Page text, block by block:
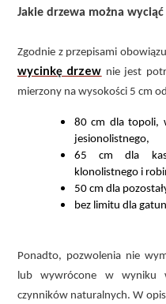
Jakie drzewa można
Zgodnie z przepisami
wycinkę drzew nie jest
mierzony na wysokości 5 cm
80 cm dla topoli,
jesionolistnego,
65 cm dla
klonolistnego i
50 cm dla
bez limitu dla
Ponadto, pozwolenia nie
lub wywrócone w wyniku
czynników naturalnych. W